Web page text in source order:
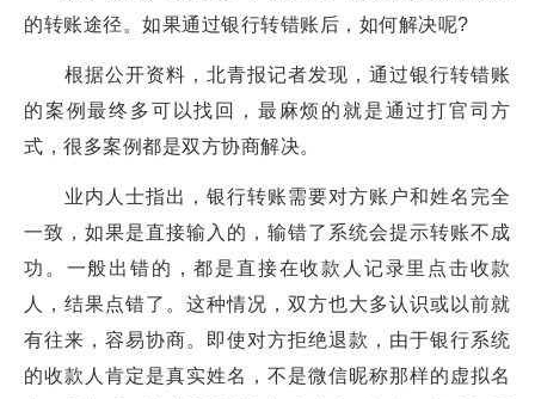
的转账途径。如果通过银行转错账后，如何解决呢?
根据公开资料，北青报记者发现，通过银行转错账
的案例最终多可以找回，最麻烦的就是通过打官司方
式，很多案例都是双方协商解决。
业内人士指出，银行转账需要对方账户和姓名完全
一致，如果是直接输入的，输错了系统会提示转账不成
功。一般出错的，都是直接在收款人记录里点击收款
人，结果点错了。这种情况，双方也大多认识或以前就
有往来，容易协商。即使对方拒绝退款，由于银行系统
的收款人肯定是真实姓名，不是微信昵称那样的虚拟名